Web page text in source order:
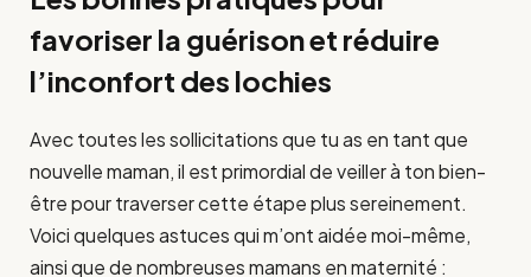
favoriser la guérison et réduire
l’inconfort des lochies
Avec toutes les sollicitations que tu as en tant que
nouvelle maman, il est primordial de veiller à ton bien-
être pour traverser cette étape plus sereinement.
Voici quelques astuces qui m’ont aidée moi-même,
ainsi que de nombreuses mamans en maternité :